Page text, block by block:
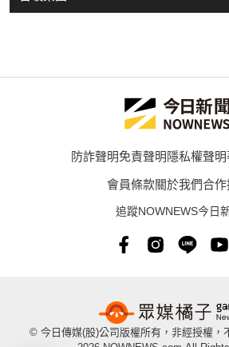
防詐聲明免責聲明隱私權聲明
會員條款關於我們合
追蹤NOWNEWS今日
© 今日傳媒(股)公司版權所有，非經授權，